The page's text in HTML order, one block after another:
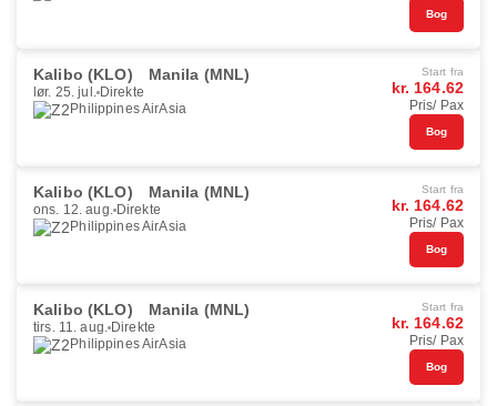
Bog
Kalibo (KLO) Manila (MNL)
lør. 25. jul. Direkte
Philippines AirAsia
Start fra
kr. 164.62
Pris/ Pax
Bog
Kalibo (KLO) Manila (MNL)
ons. 12. aug. Direkte
Philippines AirAsia
Start fra
kr. 164.62
Pris/ Pax
Bog
Kalibo (KLO) Manila (MNL)
tirs. 11. aug. Direkte
Philippines AirAsia
Start fra
kr. 164.62
Pris/ Pax
Bog